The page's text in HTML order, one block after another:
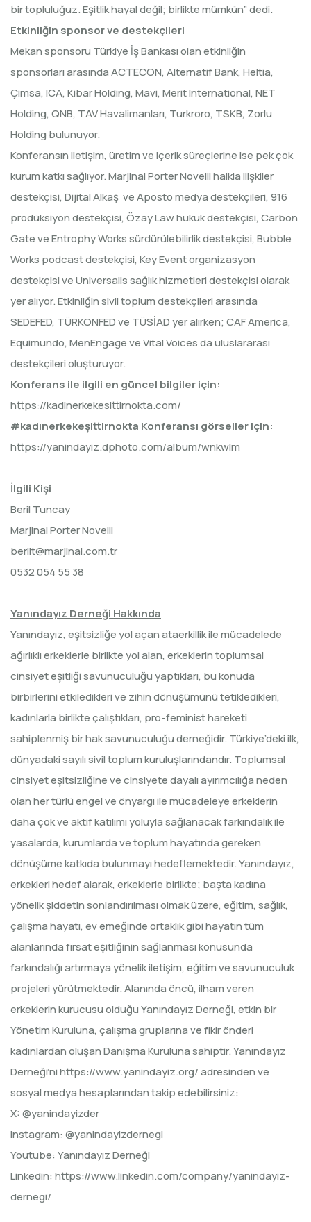
bir topluluğuz. Eşitlik hayal değil; birlikte mümkün” dedi.
Etkinliğin sponsor ve destekçileri
Mekan sponsoru Türkiye İş Bankası olan etkinliğin
sponsorları arasında ACTECON, Alternatif Bank, Heltia,
Çimsa, ICA, Kibar Holding, Mavi, Merit International, NET
Holding, QNB, TAV Havalimanları, Turkroro, TSKB, Zorlu
Holding bulunuyor.
Konferansın iletişim, üretim ve içerik süreçlerine ise pek çok
kurum katkı sağlıyor. Marjinal Porter Novelli halkla ilişkiler
destekçisi, Dijital Alkaş ve Aposto medya destekçileri, 916
prodüksiyon destekçisi, Özay Law hukuk destekçisi, Carbon
Gate ve Entrophy Works sürdürülebilirlik destekçisi, Bubble
Works podcast destekçisi, Key Event organizasyon
destekçisi ve Universalis sağlık hizmetleri destekçisi olarak
yer alıyor. Etkinliğin sivil toplum destekçileri arasında
SEDEFED, TÜRKONFED ve TÜSİAD yer alırken; CAF America,
Equimundo, MenEngage ve Vital Voices da uluslararası
destekçileri oluşturuyor.
Konferans ile ilgili en güncel bilgiler için:
https://kadinerkekesittirnokta.com/
#kadınerkekeşittirnokta Konferansı görseller için:
https://yanindayiz.dphoto.com/album/wnkwlm
İlgili Kişi
Beril Tuncay
Marjinal Porter Novelli
berilt@marjinal.com.tr
0532 054 55 38
Yanındayız Derneği Hakkında
Yanındayız, eşitsizliğe yol açan ataerkillik ile mücadelede
ağırlıklı erkeklerle birlikte yol alan, erkeklerin toplumsal
cinsiyet eşitliği savunuculuğu yaptıkları, bu konuda
birbirlerini etkiledikleri ve zihin dönüşümünü tetikledikleri,
kadınlarla birlikte çalıştıkları, pro-feminist hareketi
sahiplenmiş bir hak savunuculuğu derneğidir. Türkiye’deki ilk,
dünyadaki sayılı sivil toplum kuruluşlarındandır. Toplumsal
cinsiyet eşitsizliğine ve cinsiyete dayalı ayırımcılığa neden
olan her türlü engel ve önyargı ile mücadeleye erkeklerin
daha çok ve aktif katılımı yoluyla sağlanacak farkındalık ile
yasalarda, kurumlarda ve toplum hayatında gereken
dönüşüme katkıda bulunmayı hedeflemektedir. Yanındayız,
erkekleri hedef alarak, erkeklerle birlikte; başta kadına
yönelik şiddetin sonlandırılması olmak üzere, eğitim, sağlık,
çalışma hayatı, ev emeğinde ortaklık gibi hayatın tüm
alanlarında fırsat eşitliğinin sağlanması konusunda
farkındalığı artırmaya yönelik iletişim, eğitim ve savunuculuk
projeleri yürütmektedir. Alanında öncü, ilham veren
erkeklerin kurucusu olduğu Yanındayız Derneği, etkin bir
Yönetim Kuruluna, çalışma gruplarına ve fikir önderi
kadınlardan oluşan Danışma Kuruluna sahiptir. Yanındayız
Derneği’nihttps://www.yanindayiz.org/adresinden ve
sosyal medya hesaplarından takip edebilirsiniz:
X: @yanindayizder
Instagram: @yanindayizdernegi
Youtube: Yanındayız Derneği
Linkedin: https://www.linkedin.com/company/yanindayiz-
dernegi/